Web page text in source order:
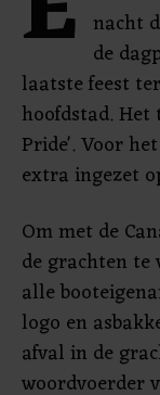
nacht
de
laatste feest
hoofdstad.
Pride'. Voor
extra ingezet
Om met de
de grachten te
alle
logo en
afval in de
woordvoerder